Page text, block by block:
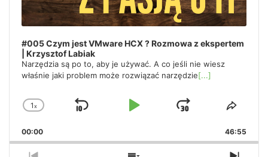
#005 Czym jest VMware HCX ? Rozmowa z ekspertem
| Krzysztof Labiak
Narzędzia są po to, aby je używać. A co jeśli nie wiesz
właśnie jaki problem może rozwiązać narzędzie[...]
Change
Rate
1x
Skip
Play
Jump
Forward
Share
00:00 46:55